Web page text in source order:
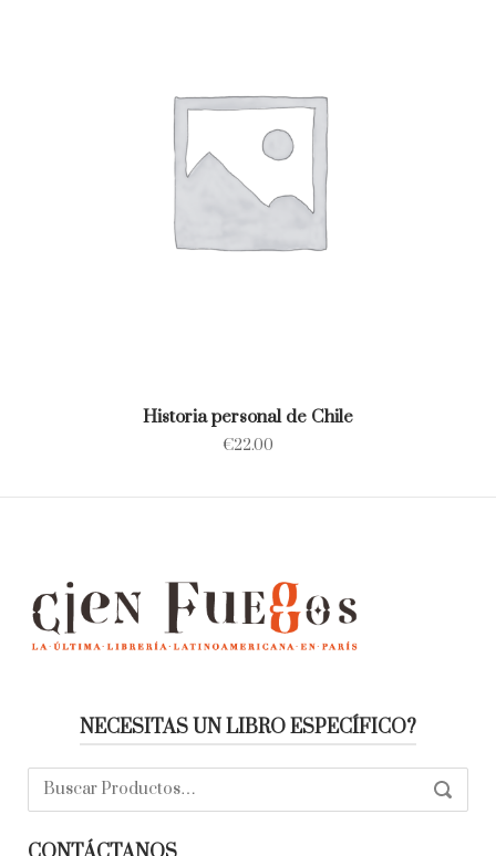
Historia personal de Chile
€22.00
NECESITAS UN LIBRO ESPECÍFICO?
Buscar: